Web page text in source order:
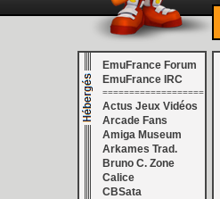
EmuFrance Forum
EmuFrance IRC
===================
Actus Jeux Vidéos
Arcade Fans
Amiga Museum
Arkames Trad.
Bruno C. Zone
Calice
CBSata